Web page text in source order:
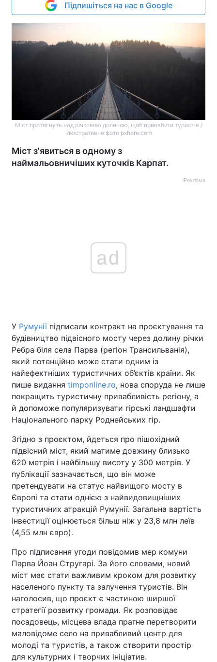
Підпишіться на нас в Google
Міст протягнуть над річковою долиною, щоб привабити туристів /
ілюстративне фото pxhere.com
Міст з'явиться в одному з
наймальовничіших куточків Карпат.
Реклама
ad
У Румуніїпідписали контракт на проєктування та
будівництво підвісного мосту через долину річки
Ребра біля села Парва (регіон Трансильванія),
який потенційно може стати одним із
найефектніших туристичних об’єктів країни. Як
пише видання timponline.ro, нова споруда не лише
покращить туристичну привабливість регіону, а
й допоможе популяризувати гірські ландшафти
Національного парку Роднейських гір.
Згідно з проєктом, йдеться про пішохідний
підвісний міст, який матиме довжину близько
620 метрів і найбільшу висоту у 300 метрів. У
публікації зазначається, що він може
претендувати на статус найвищого мосту в
Європі та стати однією з найвидовищніших
туристичних атракцій Румунії. Загальна вартість
інвестиції оцінюється більш ніж у 23,8 млн леїв
(4,55 млн євро).
Про підписання угоди повідомив мер комуни
Парва Йоан Стругарі. За його словами, новий
міст має стати важливим кроком для розвитку
населеного пункту та залучення туристів. Він
наголосив, що проєкт є частиною ширшої
стратегії розвитку громади. Як розповідає
посадовець, місцева влада прагне перетворити
маловідоме село на привабливий центр для
молоді та туристів, а також створити простір
для культурних і творчих ініціатив.